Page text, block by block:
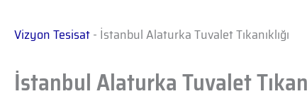
Vizyon Tesisat- İstanbul Alaturka Tuvalet Tıkanıklığı
İstanbul Alaturka Tuvalet